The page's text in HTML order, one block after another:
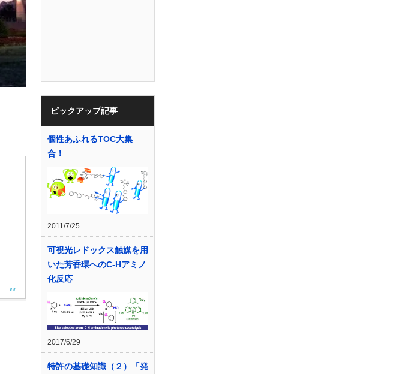
ピックアップ記事
個性あふれるTOC大集
合！
2011/7/25
可視光レドックス触媒を用
いた芳香環へのC-Hアミノ
化反応
2017/6/29
特許の基礎知識（２）「発